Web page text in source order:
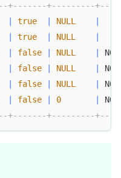
+-------+---------
true NULL
true NULL
false NULL
false NULL
false NULL
false 0
+-------+---------